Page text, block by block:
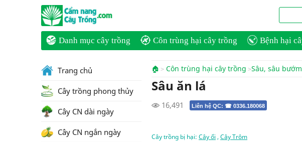
Danh mục cây trồng Côn trùng hại cây trồng Bệnh hại
🏠 Côn trùng hại cây trồng Sâu, sâu bướm
Sâu ăn lá
16,491 Liên hệ QC: ☎ 0336.180068
Cây trồng bị hại: Cây ổi , Cây Trôm
Trang chủ
Cây trồng phong thủy
Cây CN dài ngày
Cây CN ngắn ngày